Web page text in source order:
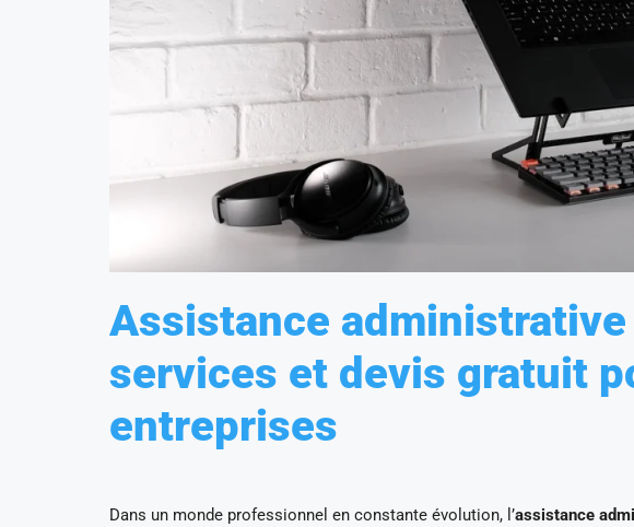
Assistance
services et devis gratuit
entreprises
Dans un monde professionnel en constante évolution, l’assistance